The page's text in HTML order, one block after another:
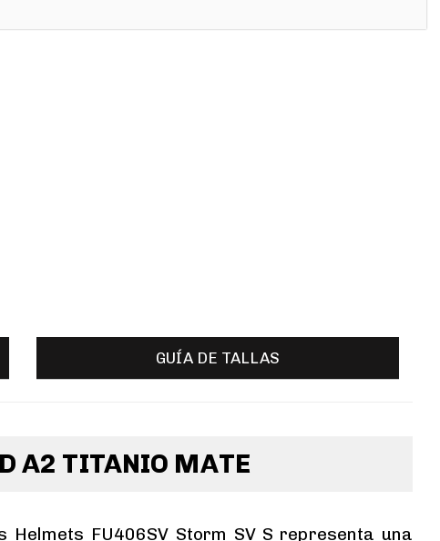
GUÍA DE TALLAS
A2 TITANIO MATE
Helmets FU406SV Storm SV S representa una